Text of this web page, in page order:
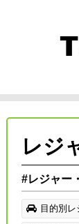
レジ
#レジャー
目的別レ